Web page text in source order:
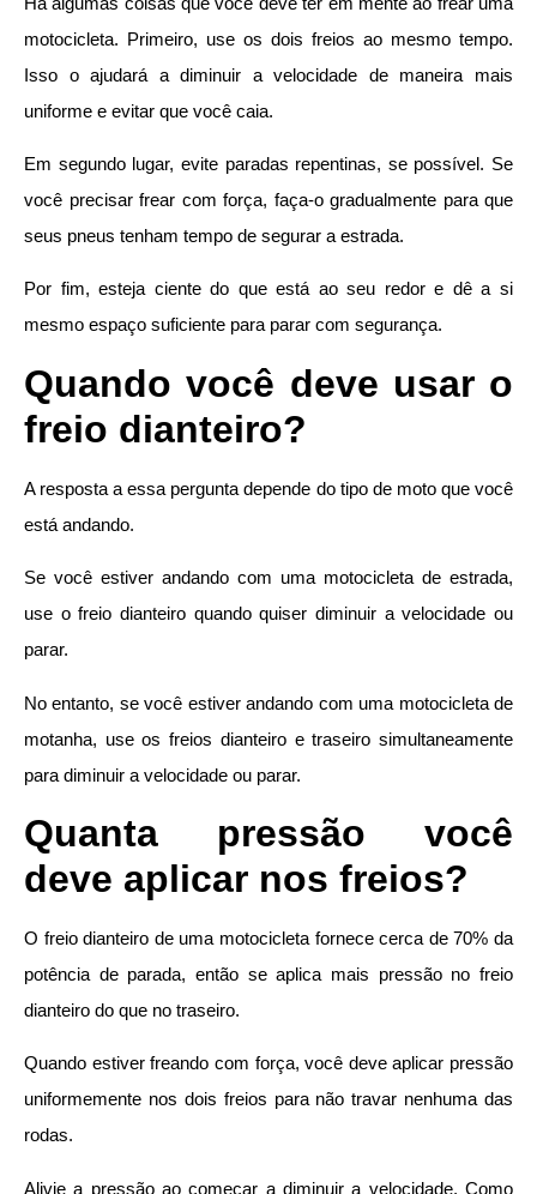
motocicleta. Primeiro, use os dois freios ao mesmo tempo.
Isso o ajudará a diminuir a velocidade de maneira mais
uniforme e evitar que você caia.
Em segundo lugar, evite paradas repentinas, se possível. Se
você precisar frear com força, faça-o gradualmente para que
seus pneus tenham tempo de segurar a estrada.
Por fim, esteja ciente do que está ao seu redor e dê a si
mesmo espaço suficiente para parar com segurança.
Quando você deve usar o
freio dianteiro?
A resposta a essa pergunta depende do tipo de moto que você
está andando.
Se você estiver andando com uma motocicleta de estrada,
use o freio dianteiro quando quiser diminuir a velocidade ou
parar.
No entanto, se você estiver andando com uma motocicleta de
motanha, use os freios dianteiro e traseiro simultaneamente
para diminuir a velocidade ou parar.
Quanta pressão você
deve aplicar nos freios?
O freio dianteiro de uma motocicleta fornece cerca de 70% da
potência de parada, então se aplica mais pressão no freio
dianteiro do que no traseiro.
Quando estiver freando com força, você deve aplicar pressão
uniformemente nos dois freios para não travar nenhuma das
rodas.
Alivie a pressão ao começar a diminuir a velocidade. Como